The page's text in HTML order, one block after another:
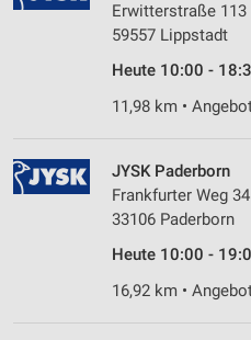
Erwitterstraße 113
59557 Lippstadt
Heute 10:00 -
11,98 km •
JYSK Paderborn
Frankfurter Weg 34
33106 Paderborn
Heute 10:00 -
16,92 km •